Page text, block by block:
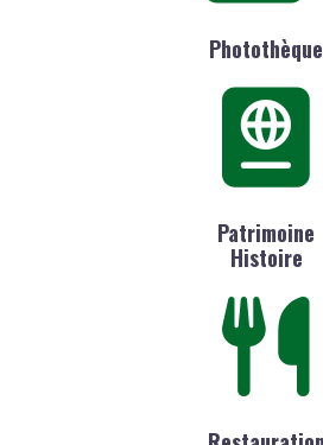
Photothèque
Patrimoine
Histoire